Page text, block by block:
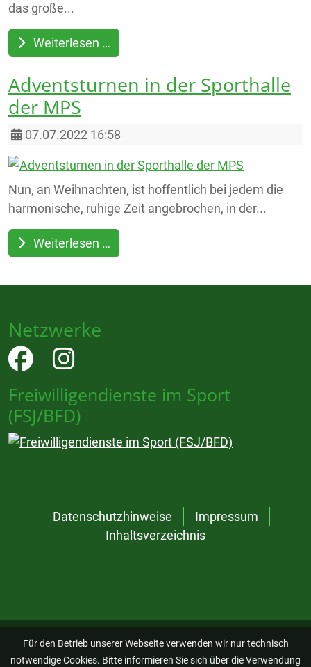
Für den Betrieb unserer Webseite verwenden wir nur technisch
notwendige Cookies. Bitte informieren Sie sich über die Verwendung
das große...
Weiterlesen …
Adventsturnen in der Sporthalle
der MPS
Details
07.07.2022 16:58
Nun, an Weihnachten, ist hoffentlich bei jedem die
harmonische, ruhige Zeit angebrochen, in der...
Weiterlesen …
Netzwerke
Freiwilligendienste im Sport
(FSJ/BFD)
Datenschutzhinweise
Impressum
Inhaltsverzeichnis
www.tus-frickhofen-1910.de, © Design 2023 - 2026 bydie-